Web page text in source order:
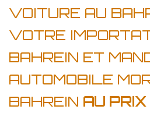
VOITURE AU
VOTRE
BAHREIN ET
AUTOMOBILE
BAHREIN AU PRIX